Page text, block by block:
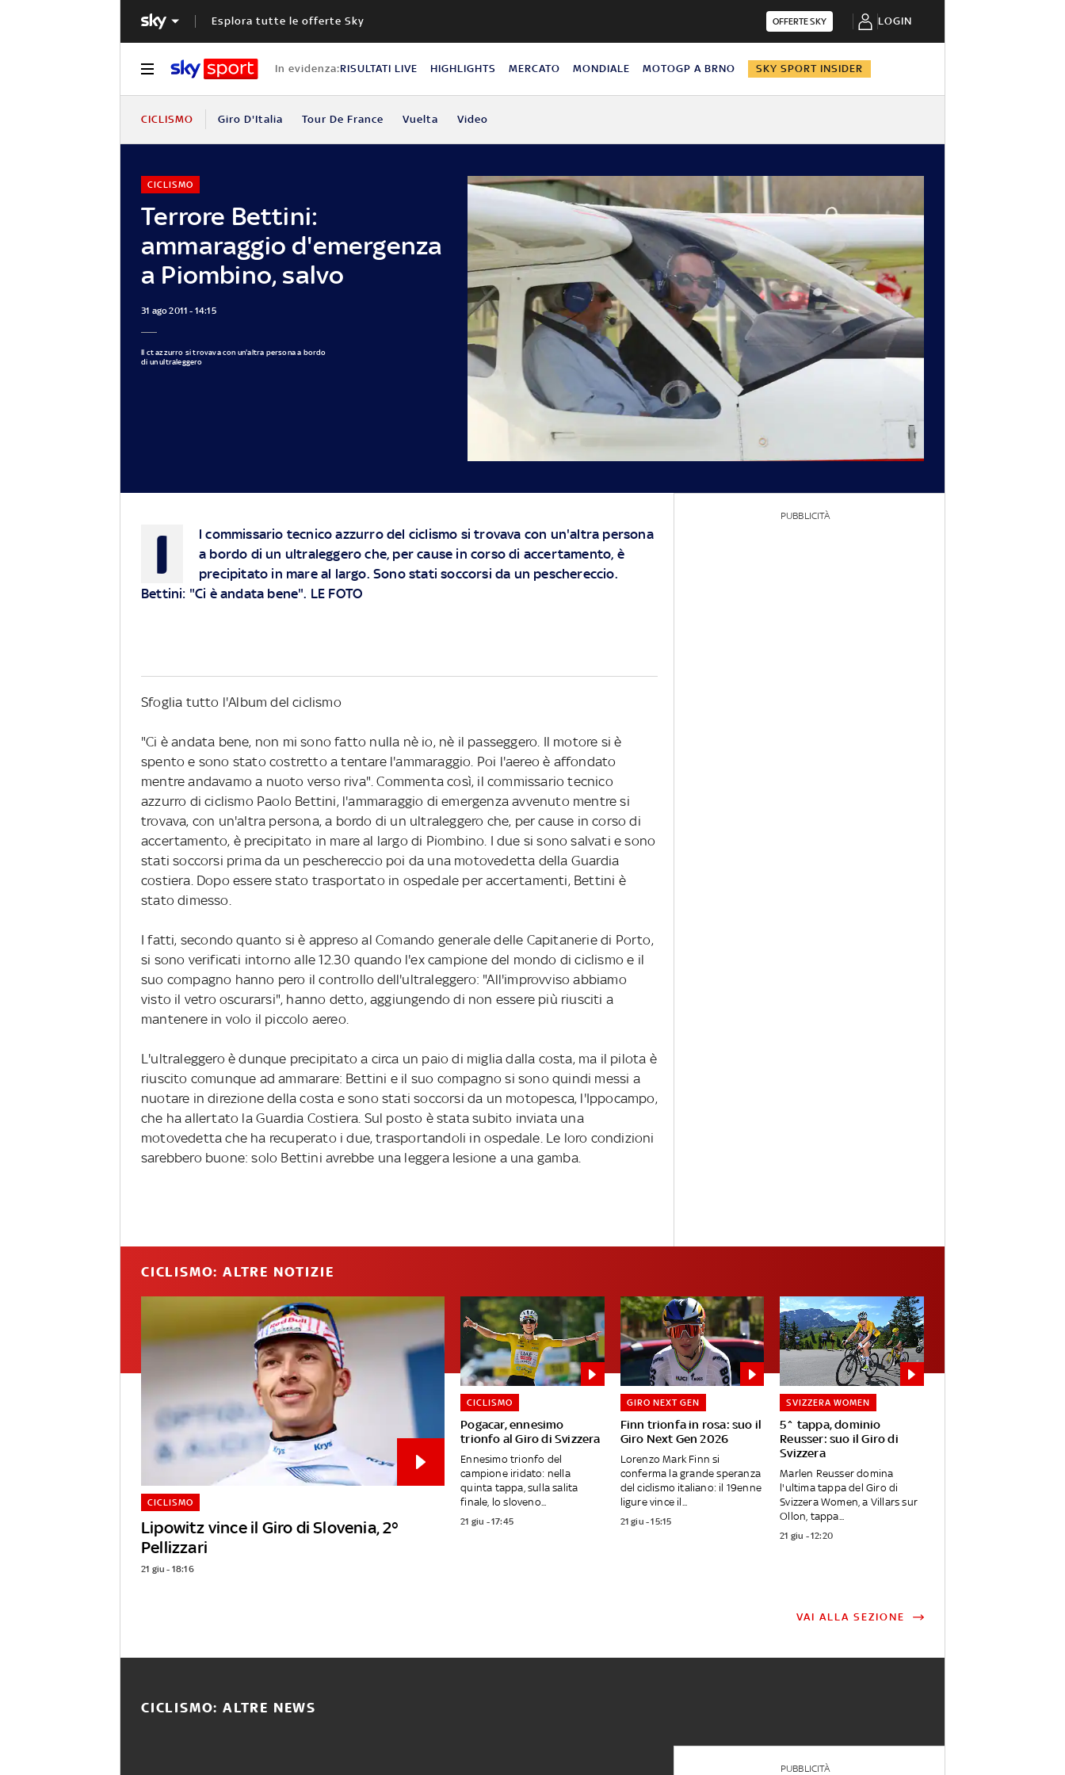
Esplora tutte le offerte Sky OFFERTE SKY LOGIN
In evidenza:RISULTATI LIVE HIGHLIGHTS MERCATO MONDIALE MOTOGP A BRNO SKY SPORT INSIDER
CICLISMO Giro D'Italia Tour De France Vuelta Video
Terrore Bettini:
ammaraggio d'emergenza
a Piombino, salvo
CICLISMO
31 ago 2011 - 14:15
Il ct azzurro si trovava con un'altra persona a bordo
di un ultraleggero
I
l commissario tecnico azzurro del ciclismo si trovava con un'altra persona
a bordo di un ultraleggero che, per cause in corso di accertamento, è
precipitato in mare al largo. Sono stati soccorsi da un peschereccio.
Bettini: "Ci è andata bene". LE FOTO
Sfoglia tutto l'Album del ciclismo
"Ci è andata bene, non mi sono fatto nulla nè io, nè il passeggero. Il motore si è
spento e sono stato costretto a tentare l'ammaraggio. Poi l'aereo è affondato
mentre andavamo a nuoto verso riva". Commenta così, il commissario tecnico
azzurro di ciclismo Paolo Bettini, l'ammaraggio di emergenza avvenuto mentre si
trovava, con un'altra persona, a bordo di un ultraleggero che, per cause in corso di
accertamento, è precipitato in mare al largo di Piombino. I due si sono salvati e sono
stati soccorsi prima da un peschereccio poi da una motovedetta della Guardia
costiera. Dopo essere stato trasportato in ospedale per accertamenti, Bettini è
stato dimesso.
I fatti, secondo quanto si è appreso al Comando generale delle Capitanerie di Porto,
si sono verificati intorno alle 12.30 quando l'ex campione del mondo di ciclismo e il
suo compagno hanno pero il controllo dell'ultraleggero: "All'improvviso abbiamo
visto il vetro oscurarsi", hanno detto, aggiungendo di non essere più riusciti a
mantenere in volo il piccolo aereo.
L'ultraleggero è dunque precipitato a circa un paio di miglia dalla costa, ma il pilota è
riuscito comunque ad ammarare: Bettini e il suo compagno si sono quindi messi a
nuotare in direzione della costa e sono stati soccorsi da un motopesca, l'Ippocampo,
che ha allertato la Guardia Costiera. Sul posto è stata subito inviata una
motovedetta che ha recuperato i due, trasportandoli in ospedale. Le loro condizioni
sarebbero buone: solo Bettini avrebbe una leggera lesione a una gamba.
PUBBLICITÀ
CICLISMO: ALTRE NOTIZIE
Lipowitz vince il Giro di Slovenia, 2°
Pellizzari
CICLISMO
21 giu - 18:16
Pogacar, ennesimo
trionfo al Giro di Svizzera
CICLISMO
Ennesimo trionfo del
campione iridato: nella
quinta tappa, sulla salita
finale, lo sloveno...
21 giu - 17:45
Finn trionfa in rosa: suo il
Giro Next Gen 2026
GIRO NEXT GEN
Lorenzo Mark Finn si
conferma la grande speranza
del ciclismo italiano: il 19enne
ligure vince il...
21 giu - 15:15
5^ tappa, dominio
Reusser: suo il Giro di
Svizzera
SVIZZERA WOMEN
Marlen Reusser domina
l'ultima tappa del Giro di
Svizzera Women, a Villars sur
Ollon, tappa...
21 giu - 12:20
VAI ALLA SEZIONE
CICLISMO: ALTRE NEWS
PUBBLICITÀ